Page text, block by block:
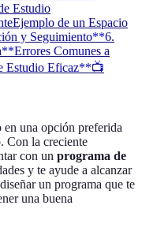
Estudio
Ejemplo de un Espacio
y Seguimiento**6.
Errores Comunes a
Estudio Eficaz**📺
una opción preferida
Con la creciente
con un programa de
y te ayude a alcanzar
un programa que te
una buena